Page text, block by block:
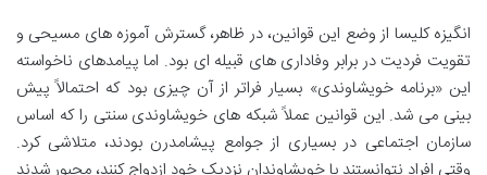
انگیزه کلیسا از وضع این قوانین، در ظاهر، گسترش آموزه های مسیحی و
تقویت فردیت در برابر وفاداری های قبیله ای بود. اما پیامدهای ناخواسته
این «برنامه خویشاوندی» بسیار فراتر از آن چیزی بود که احتمالاً پیش
بینی می شد. این قوانین عملاً شبکه های خویشاوندی سنتی را که اساس
سازمان اجتماعی در بسیاری از جوامع پیشامدرن بودند، متلاشی کرد.